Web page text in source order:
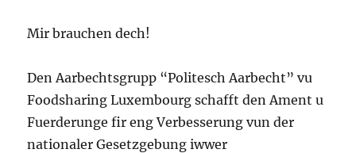
Mir brauchen dech!
Den Aarbechtsgrupp “Politesch Aarbecht” vu
Foodsharing Luxembourg schafft den Ament u
Fuerderunge fir eng Verbesserung vun der
nationaler Gesetzgebung iwwer